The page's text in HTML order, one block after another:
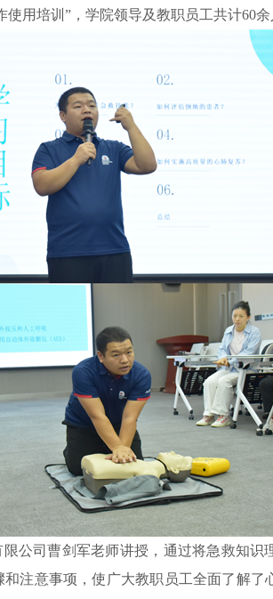
使用培训 ” ， 学院领导及教职员工共计60余
公司曹剑军老师讲授 ， 通过将急救知识
和注意事项，使广大教职员工全面了解了